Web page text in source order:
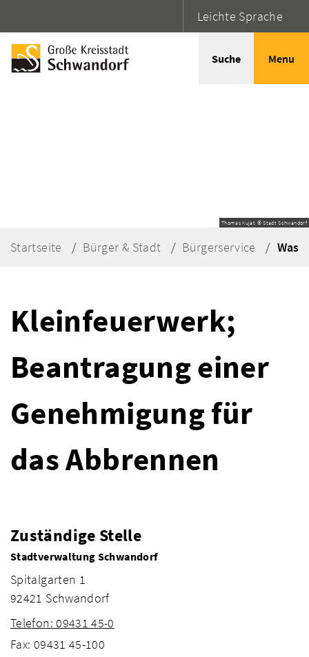
Leichte Sprache
Suche Menu
Thomas Kujat © Stadt Schwandorf
Startseite Bürger & Stadt Bürgerservice Was
Kleinfeuerwerk;
Beantragung einer
Genehmigung für
das Abbrennen
Zuständige Stelle
Stadtverwaltung Schwandorf
Spitalgarten 1
92421 Schwandorf
Telefon: 09431 45-0
Fax: 09431 45-100